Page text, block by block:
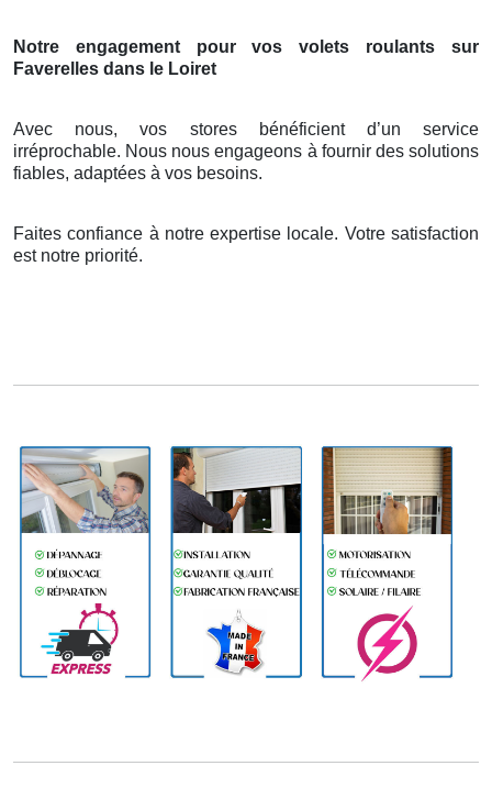
Notre engagement pour vos volets roulants sur
Faverelles dans le Loiret
Avec nous, vos stores bénéficient d’un service
irréprochable. Nous nous engageons à fournir des solutions
fiables, adaptées à vos besoins.
Faites confiance à notre expertise locale. Votre satisfaction
est notre priorité.